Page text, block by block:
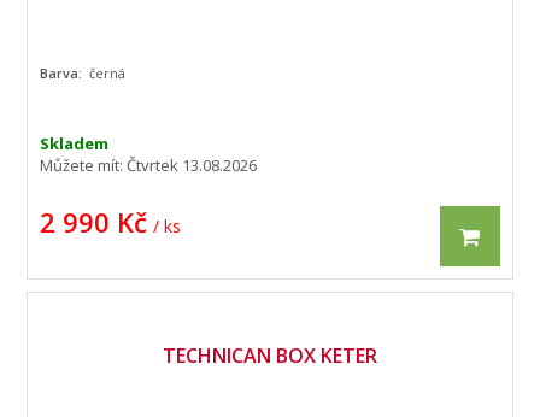
Skladem
Můžete mít:Čtvrtek 13.08.2026
2 990 Kč / ks
Barva:černá
TECHNICAN BOX KETER